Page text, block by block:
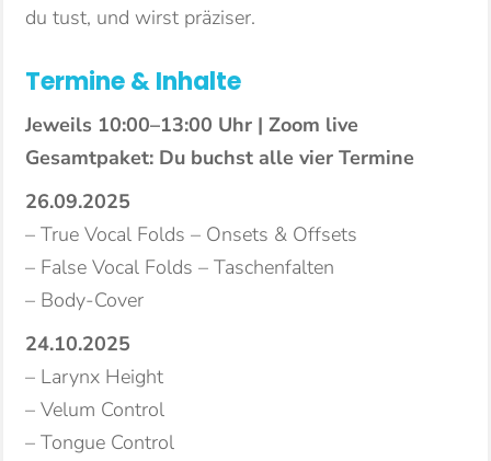
du tust, und wirst präziser.
Termine & Inhalte
Jeweils 10:00–13:00 Uhr | Zoom live
Gesamtpaket: Du buchst alle vier Termine
26.09.2025
– True Vocal Folds – Onsets & Offsets
– False Vocal Folds – Taschenfalten
– Body-Cover
24.10.2025
– Larynx Height
– Velum Control
– Tongue Control